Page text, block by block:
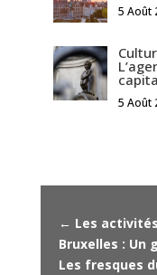
5 Août
5 Août
← Les
Bruxelles : Un
Les fresques